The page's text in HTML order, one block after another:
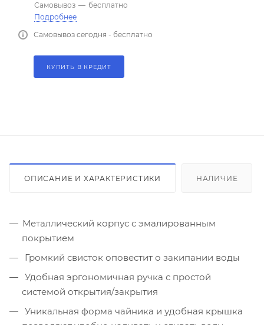
Самовывоз — бесплатно
Подробнее
Самовывоз сегодня - бесплатно
КУПИТЬ В КРЕДИТ
ОПИСАНИЕ И ХАРАКТЕРИСТИКИ НАЛИЧИЕ
Металлический корпус с эмалированным
покрытием
Громкий свисток оповестит о закипании воды
Удобная эргономичная ручка с простой
системой открытия/закрытия
Уникальная форма чайника и удобная крышка